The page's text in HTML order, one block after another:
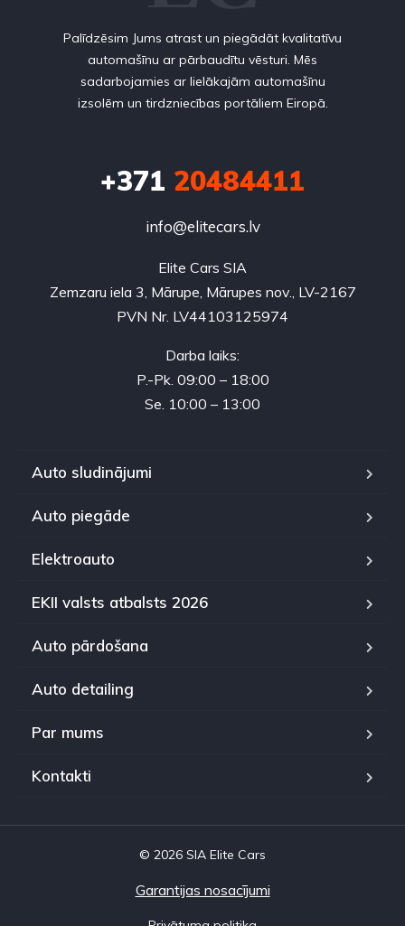
Palīdzēsim Jums atrast un piegādāt kvalitatīvu
automašīnu ar pārbaudītu vēsturi. Mēs
sadarbojamies ar lielākajām automašīnu
izsolēm un tirdzniecības portāliem Eiropā.
+371 20484411
info@elitecars.lv
Elite Cars SIA
Zemzaru iela 3, Mārupe, Mārupes nov., LV-2167
PVN Nr. LV44103125974
Darba laiks:
P.-Pk. 09:00 – 18:00
Se. 10:00 – 13:00
Auto sludinājumi
Auto piegāde
Elektroauto
EKII valsts atbalsts 2026
Auto pārdošana
Auto detailing
Par mums
Kontakti
© 2026 SIA Elite Cars
Garantijas nosacījumi